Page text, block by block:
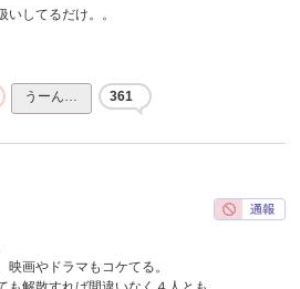
いしてるだけ。。
うーん… 361
画やドラマもコケてる。